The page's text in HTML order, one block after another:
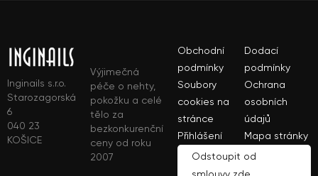
Inginails s.r.o.
Starozagorská
6
040 23
KOŠICE
Výjimečná
péče o nehty,
pokožku a celé
tělo za
bezkonkurenční
ceny od roku
2007
Obchodní
podmínky
Dodací
podmínky
Soubory
cookies na
stránce
Ochrana
osobních
údajů
Přihlášení
Mapa stránky
Odstoupit od